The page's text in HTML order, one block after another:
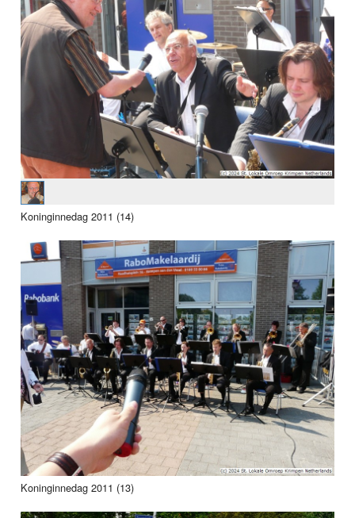
Koninginnedag 2011 (14)
Koninginnedag 2011 (13)